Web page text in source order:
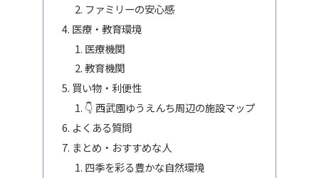
ファミリーの安心感
医療・教育環境
医療機関
教育機関
買い物・利便性
👇 西武園ゆうえんち周辺の施設マップ
よくある質問
まとめ・おすすめな人
四季を彩る豊かな自然環境